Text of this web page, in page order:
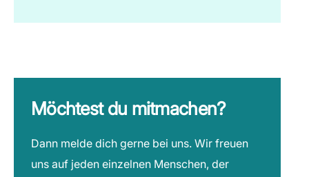
Möchtest du mitmachen?
Dann melde dich gerne bei uns. Wir freuen
uns auf jeden einzelnen Menschen, der